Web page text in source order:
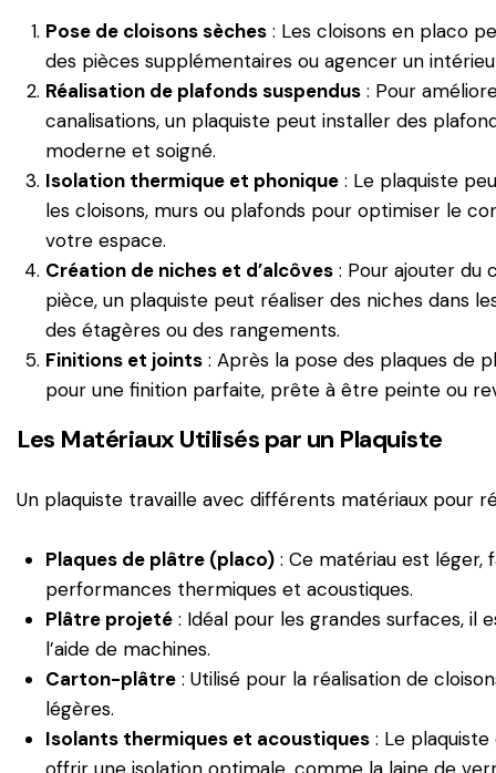
Pose de cloisons sèches: Les cloisons en placo
des pièces supplémentaires ou agencer un
Réalisation de plafonds suspendus: Pour
canalisations, un plaquiste peut installer des
moderne et soigné.
Isolation thermique et phonique: Le plaquiste
les cloisons, murs ou plafonds pour optimiser le
votre espace.
Création de niches et d’alcôves : Pour ajouter du
pièce, un plaquiste peut réaliser des niches dans
des étagères ou des rangements.
Finitions et joints: Après la pose des plaques de
pour une finition parfaite, prête à être peinte ou
Les Matériaux Utilisés par un Plaquiste
Un plaquiste travaille avec différents matériaux pour
Plaques de plâtre (placo): Ce matériau est léger,
performances thermiques et acoustiques.
Plâtre projeté: Idéal pour les grandes surfaces, il
l’aide de machines.
Carton-plâtre: Utilisé pour la réalisation de
légères.
Isolants thermiques et acoustiques: Le